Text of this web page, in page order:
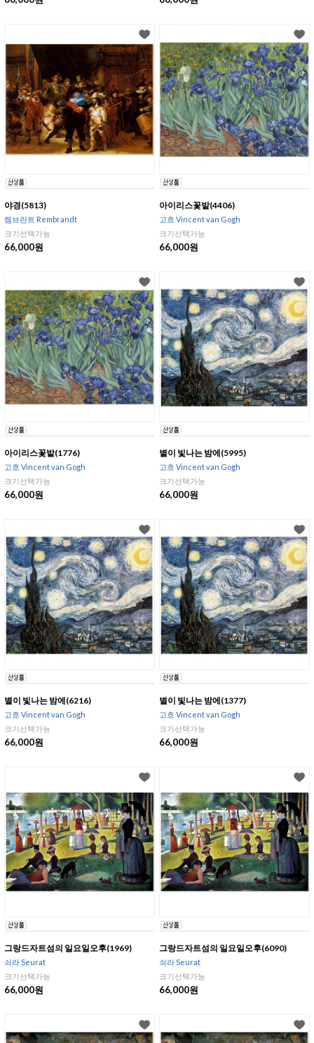
야경(5813)
렘브란트 Rembrandt
크기선택가능
66,000원
아이리스꽃밭(4406)
고흐 Vincent van Gogh
크기선택가능
66,000원
아이리스꽃밭(1776)
고흐 Vincent van Gogh
크기선택가능
66,000원
별이 빛나는 밤에(5995)
고흐 Vincent van Gogh
크기선택가능
66,000원
별이 빛나는 밤에(6216)
고흐 Vincent van Gogh
크기선택가능
66,000원
별이 빛나는 밤에(1377)
고흐 Vincent van Gogh
크기선택가능
66,000원
그랑드자트섬의 일요일오후(1969)
쇠라 Seurat
크기선택가능
66,000원
그랑드자트섬의 일요일오후(6090)
쇠라 Seurat
크기선택가능
66,000원